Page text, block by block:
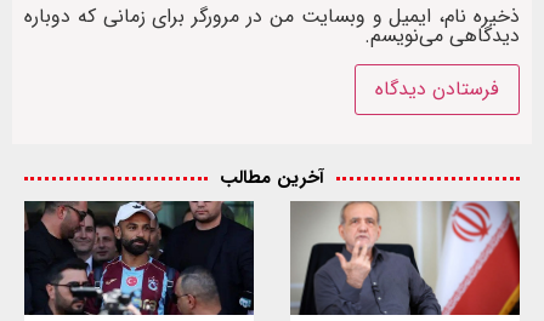
ذخیره نام، ایمیل و وبسایت من در مرورگر برای زمانی که دوباره
دیدگاهی می‌نویسم.
آخرین مطالب